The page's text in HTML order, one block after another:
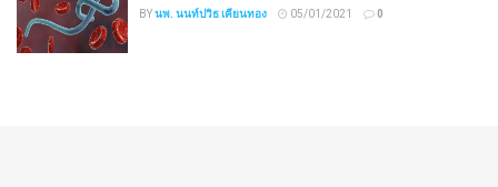
BYนพ. นนท์ปวิธ เคียนทอง 05/01/2021 0